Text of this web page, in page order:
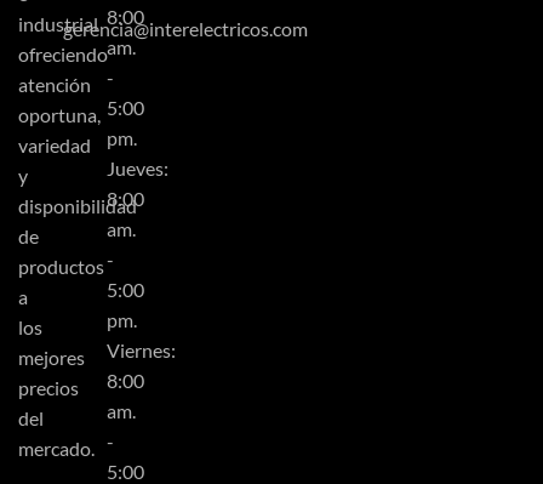
industrial
ofreciendo
atención
oportuna,
variedad
y
disponibilidad
de
productos
a
los
mejores
precios
del
mercado.
gerencia@interelectricos.com
8:00
am.
-
5:00
pm.
Jueves:
8:00
am.
-
5:00
pm.
Viernes:
8:00
am.
-
5:00